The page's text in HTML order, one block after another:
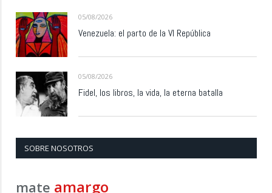
05/08/2026
Venezuela: el parto de la VI República
05/08/2026
Fidel, los libros, la vida, la eterna batalla
SOBRE NOSOTROS
mate amargo